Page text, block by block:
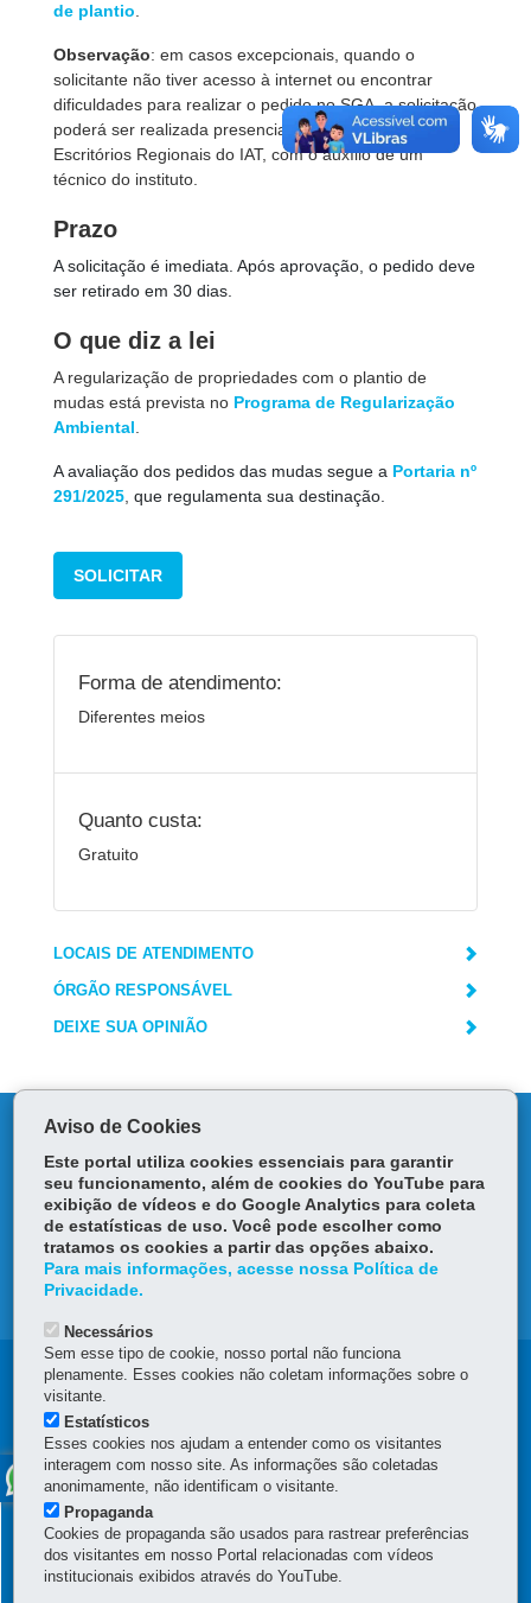
de plantio
Observação: em casos excepcionais, quando o
solicitante não tiver acesso à internet ou encontrar
dificuldades para realizar o pedido no SGA, a solicitação
poderá ser realizada presencialmente no balcão dos
Escritórios Regionais do IAT, com o auxílio de um
técnico do instituto.
Prazo
A solicitação é imediata. Após aprovação, o pedido deve
ser retirado em 30 dias.
O que diz a lei
A regularização de propriedades com o plantio de
mudas está prevista no Programa de Regularização
Ambiental
A avaliação dos pedidos das mudas segue a Portaria nº
291/2025 que regulamenta sua destinação.
SOLICITAR
Forma de atendimento:
Diferentes meios
Quanto custa:
Gratuito
LOCAIS DE ATENDIMENTO
ÓRGÃO RESPONSÁVEL
DEIXE SUA OPINIÃO
MAPA DO SITE
DENUNCIE CORRUPÇÃO
OUVIDORIA
TRANSPARÊNCIA INSTITUCIONAL
Navegação
principal
INSTITUTO ÁGUA E TERRA
Rua Engenheiros Rebouças, 1206 – Rebouças
PR-41 3213-3700 MAPA
Confira os nossosEndereços em Curitiba
Aviso de Cookies
Este portal utiliza cookies essenciais para garantir
seu funcionamento, além de cookies do YouTube para
exibição de vídeos e do Google Analytics para coleta
de estatísticas de uso. Você pode escolher como
tratamos os cookies a partir das opções abaixo.
Para mais informações, acesse nossa Política de
Privacidade.
Necessários
Sem esse tipo de cookie, nosso portal não funciona
plenamente. Esses cookies não coletam informações sobre o
visitante.
Estatísticos
Esses cookies nos ajudam a entender como os visitantes
interagem com nosso site. As informações são coletadas
anonimamente, não identificam o visitante.
Propaganda
Cookies de propaganda são usados para rastrear preferências
dos visitantes em nosso Portal relacionadas com vídeos
institucionais exibidos através do YouTube.